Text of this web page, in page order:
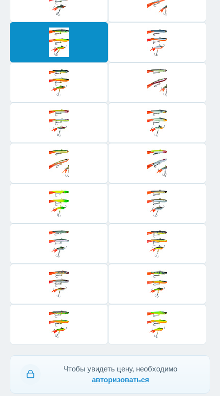
Чтобы увидеть цену, необходимо
авторизоваться